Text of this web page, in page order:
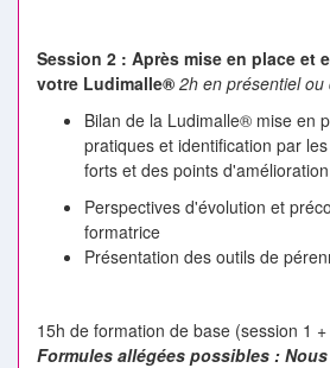
Session 2 : Après mise en place et
votre Ludimalle® 2h en présentiel ou
Bilan de la Ludimalle® mise en
pratiques et identification par
forts et des points d'amélioration
Perspectives d'évolution et
formatrice
Présentation des outils de
15h de formation de base (session 1
Formules allégées possibles :